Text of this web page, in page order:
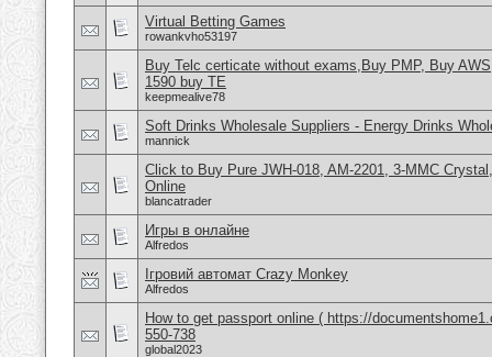
Virtual Betting Games
rowankvho53197
Buy Telc certicate without exams,Buy PMP, Buy
1590 buy TE
keepmealive78
Soft Drinks Wholesale Suppliers - Energy Drinks
mannick
Click to Buy Pure JWH-018, AM-2201, 3-MMC
Online
blancatrader
Игры в онлайне
Alfredos
Ігровий автомат Crazy Monkey
Alfredos
How to get passport online ( https://
550-738
global2023